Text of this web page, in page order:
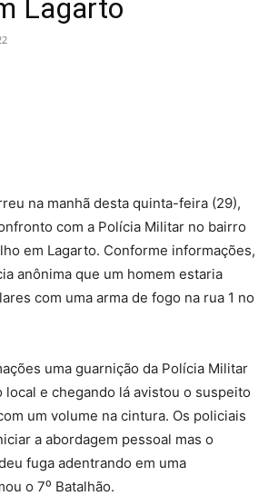
Lagarto
na manhã desta quinta-feira (29),
com a Polícia Militar no bairro
em Lagarto. Conforme informações,
anônima que um homem estaria
com uma arma de fogo na rua 1 no
uma guarnição da Polícia Militar
local e chegando lá avistou o suspeito
um volume na cintura. Os policiais
a abordagem pessoal mas o
fuga adentrando em uma
o 7⁰ Batalhão.